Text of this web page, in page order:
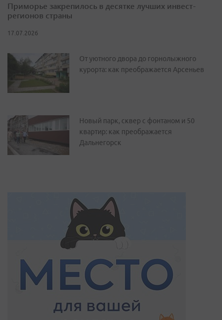
Приморье закрепилось в десятке лучших инвест-
регионов страны
17.07.2026
От уютного двора до горнолыжного
курорта: как преображается Арсеньев
Новый парк, сквер с фонтаном и 50
квартир: как преображается
Дальнегорск